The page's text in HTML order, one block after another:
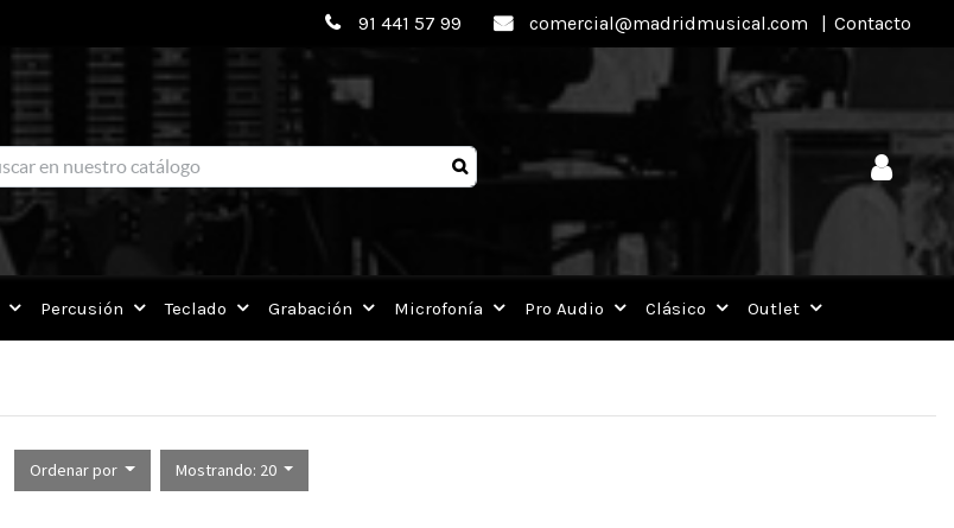
91 441 57 99 comercial@madridmusical.com | Contacto
Percusión Teclado Grabación Microfonía Pro Audio Clásico Outlet
Ordenar por Mostrando: 20